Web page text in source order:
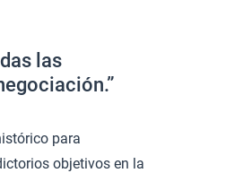
las
para
objetivos en la